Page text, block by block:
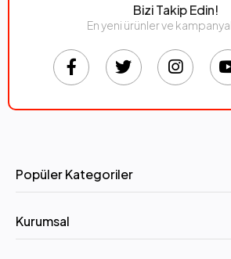
Bizi Takip Edin!
En yeni ürünler ve
Popüler Kategoriler
Kurumsal